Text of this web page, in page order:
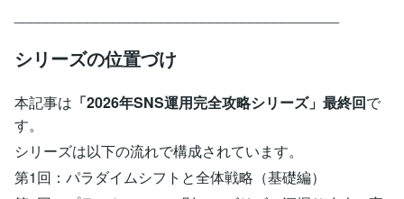
シリーズの位置づけ
本記事は 「2026年SNS運用完全攻略シリーズ」最終回で
す。
シリーズは以下の流れで構成されています。
第1回：パラダイムシフトと全体戦略（基礎編）